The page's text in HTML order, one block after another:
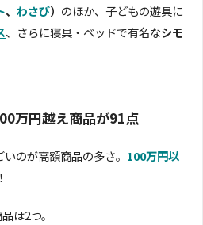
、 わさび） のほか、子どもの遊具に
、さらに寝具・ベッドで有名なシモ
万円越え商品が91点
のが高額商品の多さ。 100万円以
は2つ。